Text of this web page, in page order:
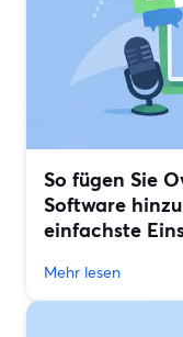
So fügen Sie
Software
einfachste
Mehr lesen